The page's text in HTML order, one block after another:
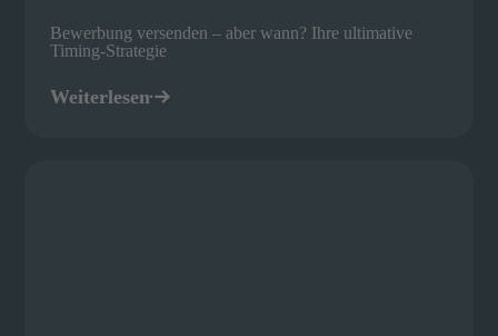
Bewerbung versenden – aber wann? Ihre ultimative
Timing-Strategie
Weiterlesen